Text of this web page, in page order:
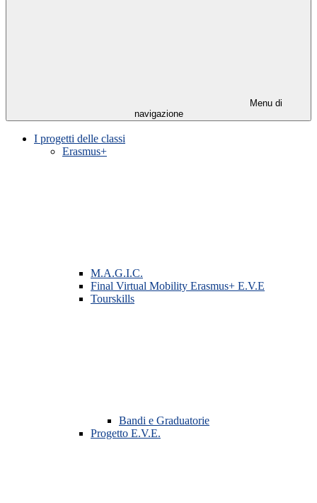
Menu di
navigazione
I progetti delle classi
Erasmus+
M.A.G.I.C.
Final Virtual Mobility Erasmus+ E.V.E
Tourskills
Bandi e Graduatorie
Progetto E.V.E.